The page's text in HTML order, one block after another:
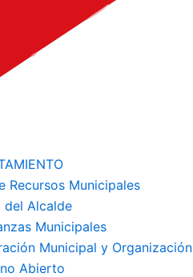
Recursos Municipales
del Alcalde
Municipales
Municipal y Organización
Abierto